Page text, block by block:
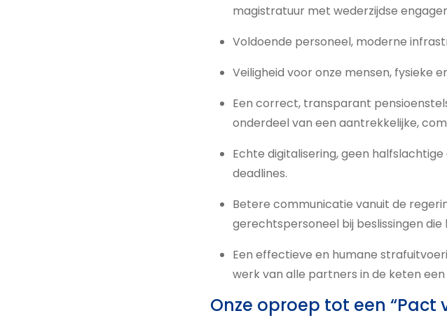
magistratuur met wederzijdse
Voldoende personeel, moderne
Veiligheid voor onze mensen, fysieke
Een correct, transparant
onderdeel van een aantrekkelijke,
Echte digitalisering, geen
deadlines.
Betere communicatie vanuit de
gerechtspersoneel bij beslissingen die
Een effectieve en humane
werk van alle partners in de keten
Onze oproep tot een “Pact